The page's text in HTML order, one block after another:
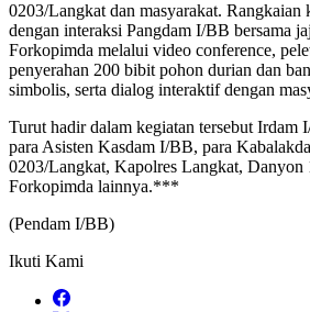
0203/Langkat dan masyarakat. Rangkaian
dengan interaksi Pangdam I/BB bersama
Forkopimda melalui video conference,
penyerahan 200 bibit pohon durian dan
simbolis, serta dialog interaktif dengan
Turut hadir dalam kegiatan tersebut Irdam
para Asisten Kasdam I/BB, para
0203/Langkat, Kapolres Langkat, Danyon
Forkopimda lainnya.***
(Pendam I/BB)
Ikuti Kami